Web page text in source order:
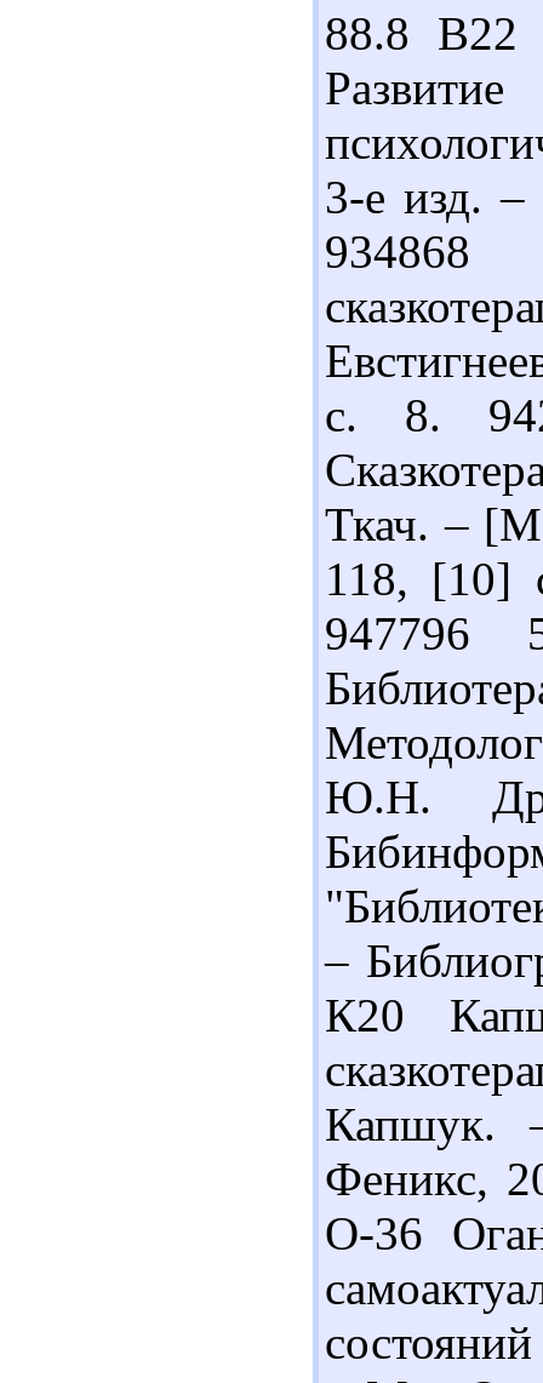
88.8 В22
3-е изд.
с. 8.
Ткач. –
118, [10]
947796
Ю.Н.
–
К20
Капшук.
Феникс,
О-36